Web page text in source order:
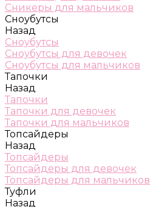
Сникеры для мальчиков
Сноубутсы
Назад
Сноубутсы
Сноубутсы для девочек
Сноубутсы для мальчиков
Тапочки
Назад
Тапочки
Тапочки для девочек
Тапочки для мальчиков
Топсайдеры
Назад
Топсайдеры
Топсайдеры для девочек
Топсайдеры для мальчиков
Туфли
Назад